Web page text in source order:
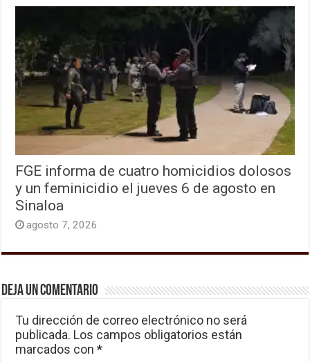
FGE informa de cuatro homicidios dolosos
y un feminicidio el jueves 6 de agosto en
Sinaloa
agosto 7, 2026
Deja un comentario
Tu dirección de correo electrónico no será
publicada. Los campos obligatorios están
marcados con*